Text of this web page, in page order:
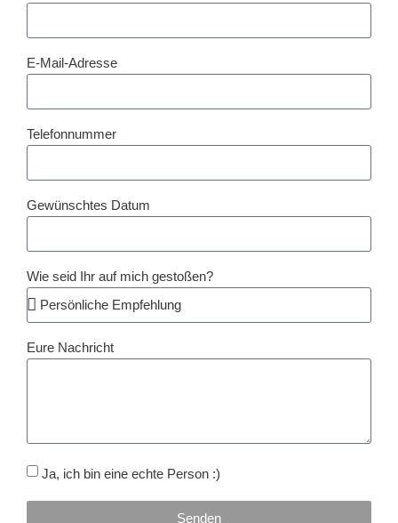
E-Mail-Adresse
Telefonnummer
Gewünschtes Datum
Wie seid Ihr auf mich gestoßen?
Eure Nachricht
Ja, ich bin eine echte Person :)
Senden